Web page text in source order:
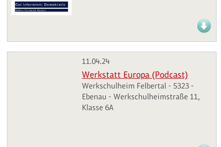
11.04.24
Werkstatt Europa (Podcast)
Werkschulheim Felbertal - 5323 -
Ebenau - Werkschulheimstraße 11,
Klasse 6A